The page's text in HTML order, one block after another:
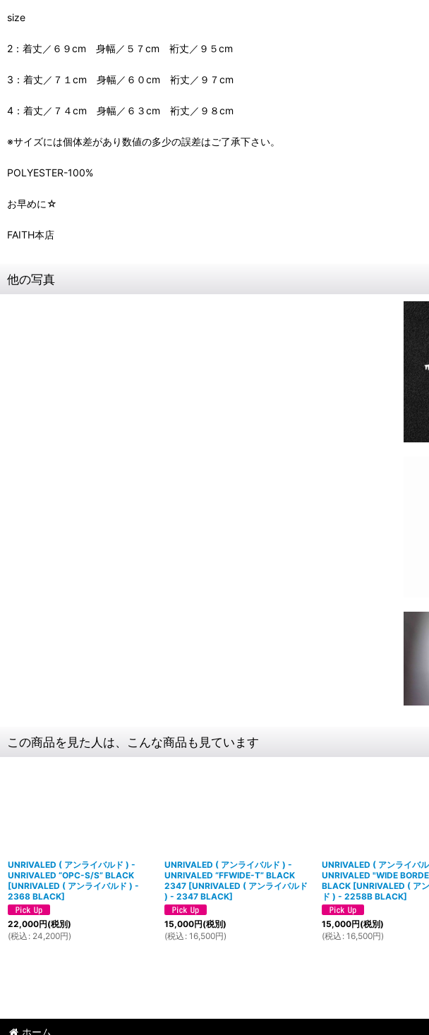
size
2：着丈／６９cm 身幅／５７cm 裄丈／９５cm
3：着丈／７１cm 身幅／６０cm 裄丈／９７cm
4：着丈／７４cm 身幅／６３cm 裄丈／９８cm
※サイズには個体差があり数値の多少の誤差はご了承下さい。
POLYESTER-100%
お早めに☆
FAITH本店
他の写真
この商品を見た人は、こんな商品も見ています
UNRIVALED ( アンライバルド ) -
UNRIVALED “OPC-S/S” BLACK
[UNRIVALED ( アンライバルド ) -
2368 BLACK]
22,000円(税別)
(税込 : 24,200円)
UNRIVALED ( アンライバルド ) -
UNRIVALED “FFWIDE-T” BLACK
2347 [UNRIVALED ( アンライバルド
) - 2347 BLACK]
15,000円(税別)
(税込 : 16,500円)
UNRIVALED ( アンライバ
UNRIVALED "WIDE
BLACK [UNRIVALED ( ア
ド ) - 2258B BLACK]
15,000円(税別)
(税込 : 16,500円)
ホーム